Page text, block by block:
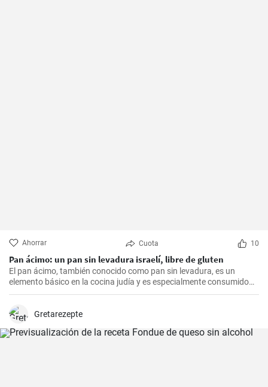
Ahorrar Cuota 10
Pan ácimo: un pan sin levadura israelí, libre de gluten
El pan ácimo, también conocido como pan sin levadura, es un
elemento básico en la cocina judía y es especialmente consumido
durante Pesaj. En esta receta, te mostraré cómo hacer tu propio
Gretarezepte